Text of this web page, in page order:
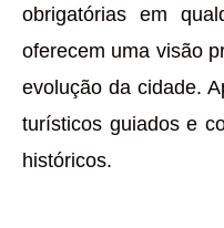
obrigatórias em
oferecem uma visão
evolução da cidade.
turísticos guiados e
históricos.